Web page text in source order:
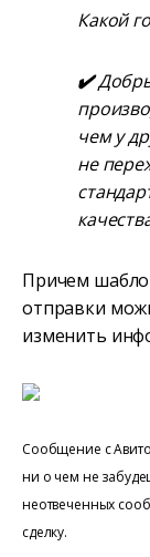
Какой
✔️
чем у
не
Причем
отправки
изменить
Сообщение с Авито
ни о чем не
неотвеченных
сделку.